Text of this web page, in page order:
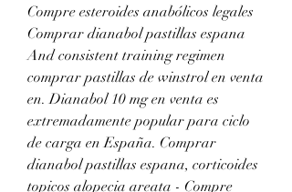
Compre esteroides anabólicos legales
Comprar dianabol pastillas espana
And consistent training regimen
comprar pastillas de winstrol en venta
en. Dianabol 10 mg en venta es
extremadamente popular para ciclo
de carga en España. Comprar
dianabol pastillas espana, corticoides
topicos alopecia areata - Compre